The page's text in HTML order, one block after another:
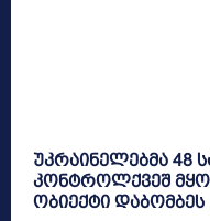
უკრაინელებმა 48
კონტროლქვეშ
ობიექტი დაბომბეს